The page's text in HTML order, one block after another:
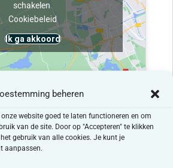
beheren
website goed te laten functioneren en om
van de site. Door op "Accepteren" te klikken
gebruik van alle cookies. Je kunt je
aanpassen.
schakelen
Cookiebeleid
Ik ga akkoord